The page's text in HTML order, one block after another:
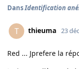
DansIdentification
T thieuma 23
Red ... Jprefere la